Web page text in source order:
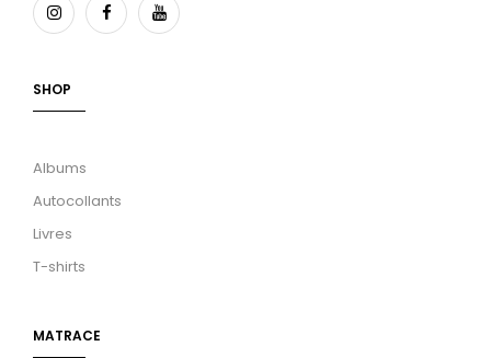
SHOP
Albums
Autocollants
Livres
T-shirts
MATRACE